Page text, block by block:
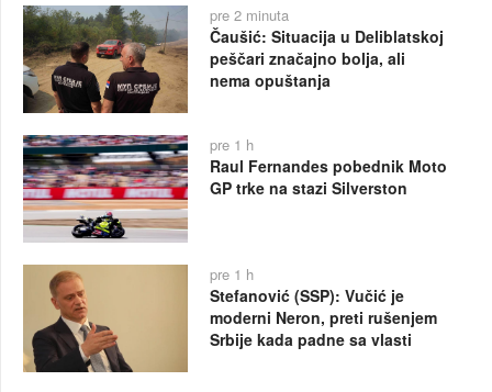
pre 2 minuta
Čaušić: Situacija u Deliblatskoj
peščari značajno bolja, ali
nema opuštanja
pre 1 h
Raul Fernandes pobednik Moto
GP trke na stazi Silverston
pre 1 h
Stefanović (SSP): Vučić je
moderni Neron, preti rušenjem
Srbije kada padne sa vlasti